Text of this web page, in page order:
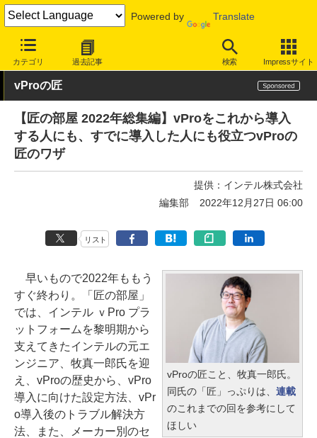
Powered by Translate
カテゴリ 過去記事 検索 Impressサイト
INTERNET Watch トピック テレワーク
vProの匠
【匠の部屋 2022年総集編】vProをこれから導入
する人にも、すでに導入した人にも役立つvProの
匠のワザ
提供： インテル株式会社
編集部
2022年12月27日 06:00
リスト
vProの匠こと、牧真一郎氏。
同氏の「匠」っぷりは、 連載
のこれまでの回を参考にして
ほしい
早いもので2022年ももう
すぐ終わり。「匠の部屋」
では、インテル ｖPro プラ
ットフォームを黎明期から
支えてきたインテルの元エ
ンジニア、牧真一郎氏を迎
え、vProの歴史から、vPro
導入に向けた設定方法、vPr
o導入後のトラブル解決方
法、また、メーカー別のセ